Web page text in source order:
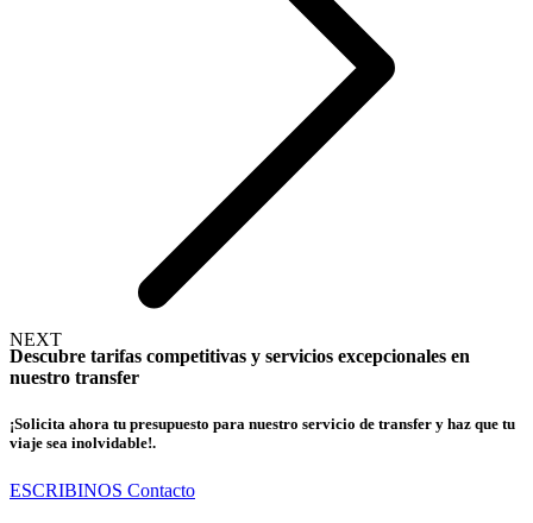
NEXT
Descubre tarifas competitivas y servicios excepcionales en
nuestro transfer
¡Solicita ahora tu presupuesto para nuestro servicio de transfer y haz que tu
viaje sea inolvidable!.
ESCRIBINOS Contacto